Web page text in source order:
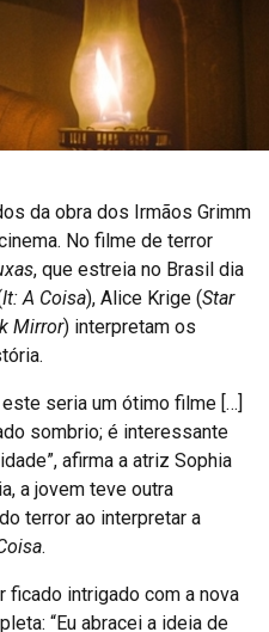
da obra dos Irmãos Grimm
No filme de terror
, que estreia no Brasil dia
It: A Coisa), Alice Krige (Star
Mirror) interpretam os
seria um ótimo filme […]
sombrio; é interessante
afirma a atriz Sophia
a jovem teve outra
terror ao interpretar a
.
ficado intrigado com a nova
“Eu abracei a ideia de